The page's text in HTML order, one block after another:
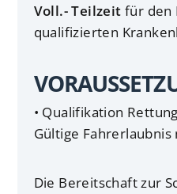
Voll.- Teilzeit für den
qualifizierten
• Qualifikation
Gültige Fahrerlaubnis
Die Bereitschaft zur